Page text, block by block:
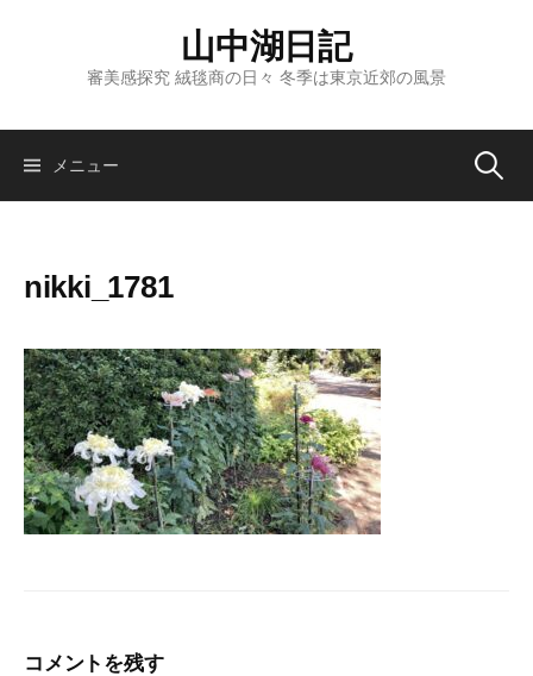
ツ
山中湖日記
審美感探究 絨毯商の日々 冬季は東京近郊の風景
メニュー 検
nikki_1781
コメントを残す